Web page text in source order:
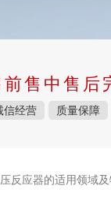
前售中售后
信经营 质量保障
反应器的适用领域